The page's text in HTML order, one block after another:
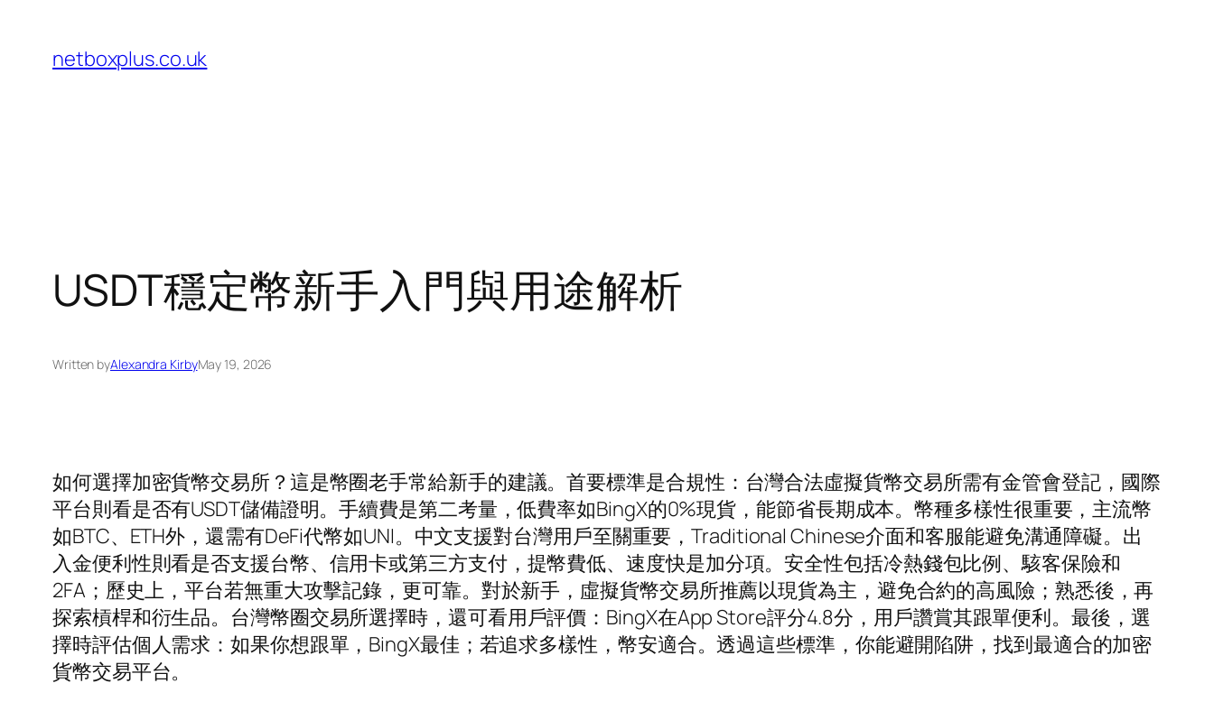
content
netboxplus.co.uk
USDT穩定幣新手入門與用途解析
Written byAlexandra KirbyMay 19, 2026
如何選擇加密貨幣交易所？這是幣圈老手常給新手的建議。首要標準是合規性：台灣合法虛擬貨幣交易所需有金管會登記，國際
平台則看是否有USDT儲備證明。手續費是第二考量，低費率如BingX的0%現貨，能節省長期成本。幣種多樣性很重要，主流幣
如BTC、ETH外，還需有DeFi代幣如UNI。中文支援對台灣用戶至關重要，Traditional Chinese介面和客服能避免溝通障礙。出
入金便利性則看是否支援台幣、信用卡或第三方支付，提幣費低、速度快是加分項。安全性包括冷熱錢包比例、駭客保險和
2FA；歷史上，平台若無重大攻擊記錄，更可靠。對於新手，虛擬貨幣交易所推薦以現貨為主，避免合約的高風險；熟悉後，再
探索槓桿和衍生品。台灣幣圈交易所選擇時，還可看用戶評價：BingX在App Store評分4.8分，用戶讚賞其跟單便利。最後，選
擇時評估個人需求：如果你想跟單，BingX最佳；若追求多樣性，幣安適合。透過這些標準，你能避開陷阱，找到最適合的加密
貨幣交易平台。